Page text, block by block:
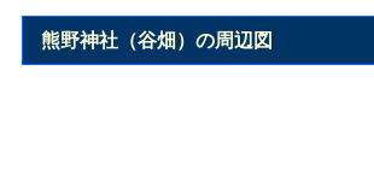
熊野神社（谷畑）の周辺図